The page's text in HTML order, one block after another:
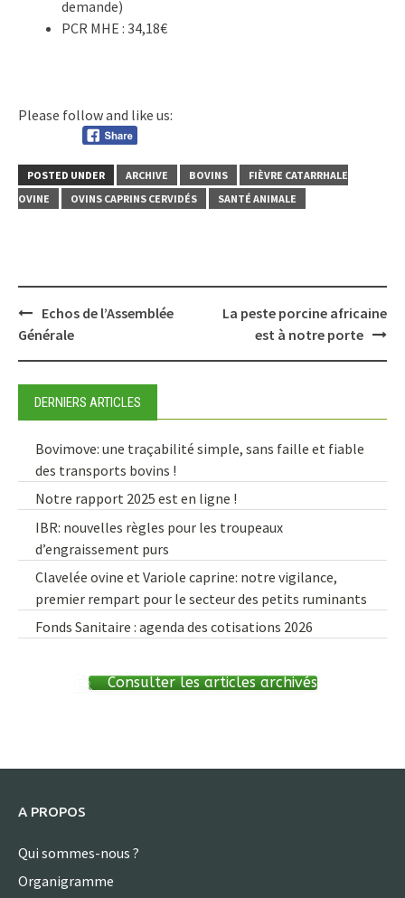
demande)
PCR MHE : 34,18€
Please follow and like us:
POSTED UNDER ARCHIVE BOVINS
FIÈVRE CATARRHALE
OVINE
OVINS CAPRINS CERVIDÉS SANTÉ ANIMALE
Post
navigation
Echos de l’Assemblée
Générale
La peste porcine africaine
est à notre porte
DERNIERS ARTICLES
Bovimove: une traçabilité simple, sans faille et fiable
des transports bovins !
Notre rapport 2025 est en ligne !
IBR: nouvelles règles pour les troupeaux
d’engraissement purs
Clavelée ovine et Variole caprine: notre vigilance,
premier rempart pour le secteur des petits ruminants
Fonds Sanitaire : agenda des cotisations 2026
Consulter les articles archivés
A PROPOS
Qui sommes-nous ?
Organigramme